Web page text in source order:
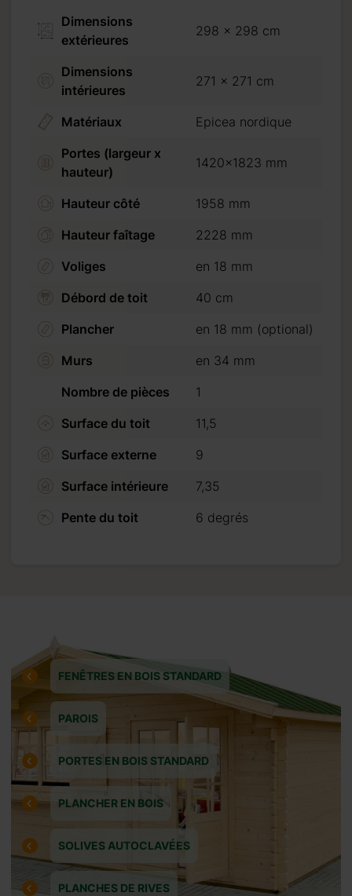
Dimensions
extérieures
298 x 298 cm
Dimensions
intérieures
271 x 271 cm
Matériaux
Epicea nordique
Portes (largeur x
hauteur)
1420x1823 mm
Hauteur côté
1958 mm
Hauteur faîtage
2228 mm
Voliges
en 18 mm
Débord de toit
40 cm
Plancher
en 18 mm (optional)
Murs
en 34 mm
Nombre de pièces
1
Surface du toit
11,5
Surface externe
9
Surface intérieure
7,35
Pente du toit
6 degrés
FENÊTRES EN BOIS STANDARD
PAROIS
PORTES EN BOIS STANDARD
PLANCHER EN BOIS
SOLIVES AUTOCLAVÉES
PLANCHES DE RIVES
Veuillez